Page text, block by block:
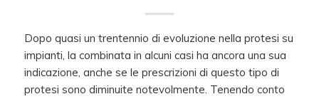
Dopo quasi un trentennio di evoluzione nella protesi su
impianti, la combinata in alcuni casi ha ancora una sua
indicazione, anche se le prescrizioni di questo tipo di
protesi sono diminuite notevolmente. Tenendo conto